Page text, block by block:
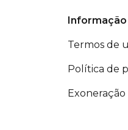
Termos de
Política de